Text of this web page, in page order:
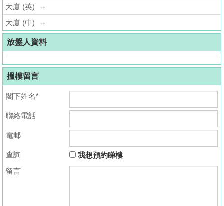
地
產
博
客
地
產
聞
數
據
佈
大廈 (英)
--
大廈 (中)
--
放盤人資料
搵樓留言
閣下姓名*
聯絡電話
電郵
查詢
我想預約睇樓
留言